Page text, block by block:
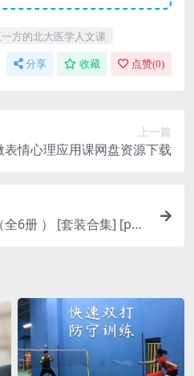
方的北大医学人文课
分享 收藏 点赞(0)
上一篇
表情心理应用课网盘资源下载
6册 ） [ 套装合集] [pdf